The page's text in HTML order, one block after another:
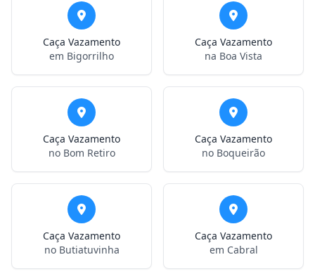
Caça Vazamento
em Bigorrilho
Caça Vazamento
na Boa Vista
Caça Vazamento
no Bom Retiro
Caça Vazamento
no Boqueirão
Caça Vazamento
no Butiatuvinha
Caça Vazamento
em Cabral